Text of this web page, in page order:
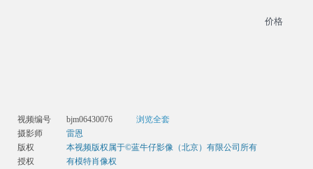
价格
视频编号 bjm06430076
浏览全套
摄影师
雷恩
版权
本视频版权属于©蓝牛仔影像（北京）有限公司所有
授权
有模特肖像权